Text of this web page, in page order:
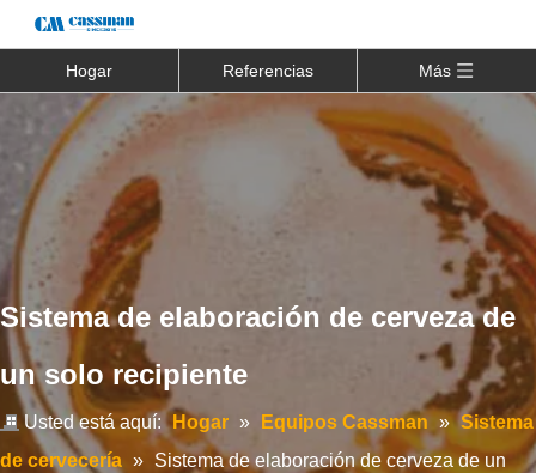
Hogar Referencias Más
Sistema de elaboración de cerveza de
un solo recipiente
Usted está aquí: Hogar » Equipos Cassman » Sistema
de cervecería » Sistema de elaboración de cerveza de un